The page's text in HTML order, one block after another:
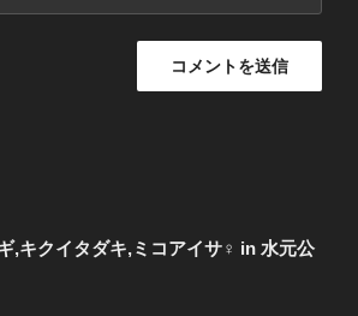
,キクイタダキ,ミコアイサ♀ in 水元公